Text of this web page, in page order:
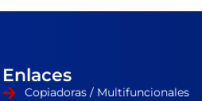
Enlaces
Copiadoras / Multifuncionales